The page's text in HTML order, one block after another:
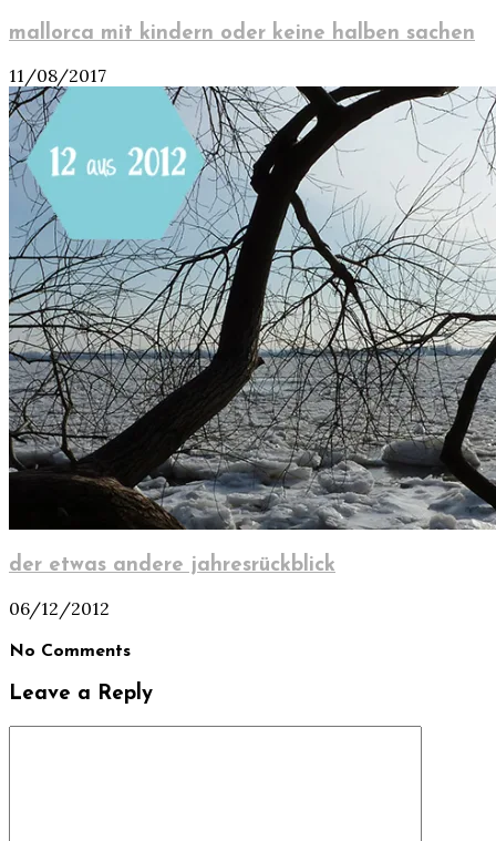
mallorca mit kindern oder keine halben sachen
11/08/2017
der etwas andere jahresrückblick
06/12/2012
No Comments
Leave a Reply